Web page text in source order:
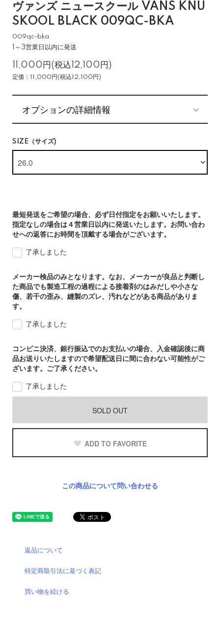
ヴァンズ ニュースクール VANS KNU
SKOOL BLACK 009QC-BKA
009qc-bka
1～3営業日以内に発送
11,000円(税込12,100円)
定価：11,000円(税込12,100円)
オプションの詳細情報
SIZE（サイズ)
最短発送をご希望の場合、必ず日付指定をお願いいたします。
指定なしの場合は４営業日以内に発送いたします。お問い合わ
せへの返答にお時間を頂戴する場合がございます。
了承しました
メーカー検品のみとなります。なお、メーカーが良品と判断し
た商品でも製造工程の過程による接着剤のはみだしや小さな
傷、若干の歪み、縫製のズレ、汚れなどがある商品がありま
す。
了承しました
コンビニ決済、銀行振込でのお支払いの場合、入金確認後に商
品お送りいたしますので希望配送日に間に合わない可能性がご
ざいます。ご了承ください。
了承しました
SOLD OUT
ADD TO FAVORITE
この商品について問い合わせる
返品について
特定商取引法に基づく表記
買い物を続ける